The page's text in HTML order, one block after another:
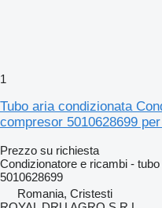
1
Tubo aria condizionata
compresor 5010628699
Prezzo su richiesta
Condizionatore e ricambi -
5010628699
Romania, Cristesti